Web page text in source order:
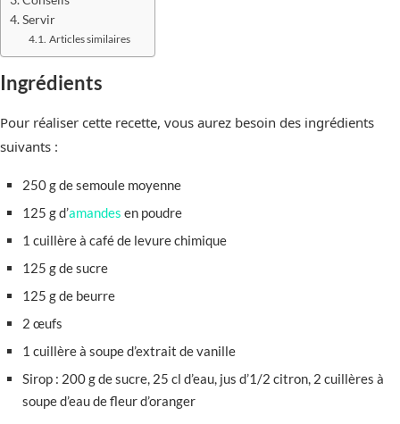
Servir
Articles similaires
Ingrédients
Pour réaliser cette recette, vous aurez besoin des ingrédients
suivants :
250 g de semoule moyenne
125 g d’amandes en poudre
1 cuillère à café de levure chimique
125 g de sucre
125 g de beurre
2 œufs
1 cuillère à soupe d’extrait de vanille
Sirop : 200 g de sucre, 25 cl d’eau, jus d’1/2 citron, 2 cuillères à
soupe d’eau de fleur d’oranger